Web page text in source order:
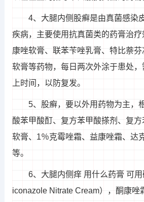
4、大腿内侧股癣是由真菌感染
疾病，主要使用抗真菌类的药膏治
康唑软膏、联苯苄唑乳膏、特比萘
软膏等药物，每日两次外涂于患处
上时间，以防复发。
5、股癣，要以外用药物为主，
酸苯甲酸酊、复方苯甲酸搽剂、复
软膏、1％克霉唑霜、益康唑霜、达
等。
6、大腿内侧痒 用什么药膏 可
iconazole Nitrate Cream），酮康唑